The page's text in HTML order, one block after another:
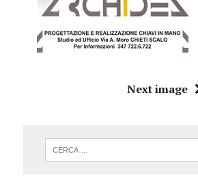
Next image